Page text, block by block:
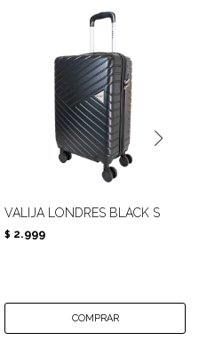
VALIJA LONDRES BLACK S
$ 2.999